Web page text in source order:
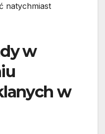
natychmiast
w
w